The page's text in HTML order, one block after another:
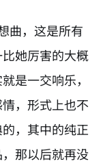
曲，这是所有
她厉害的大概
是一交响乐，
，形式上也不
，其中的纯正
那以后就再没